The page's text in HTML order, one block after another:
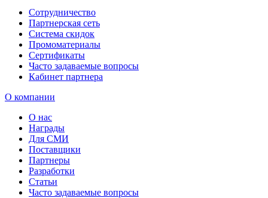
Сотрудничество
Партнерская сеть
Система скидок
Промоматериалы
Сертификаты
Часто задаваемые вопросы
Кабинет партнера
О компании
О нас
Награды
Для СМИ
Поставщики
Партнеры
Разработки
Статьи
Часто задаваемые вопросы